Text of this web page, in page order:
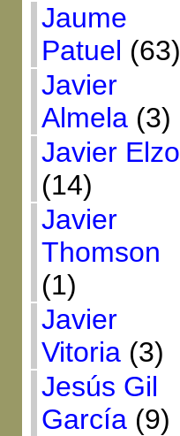
Jaume
Patuel (63)
Javier
Almela(3)
Javier Elzo
(14)
Javier
Thomson
(1)
Javier
Vitoria(3)
Jesús Gil
García(9)